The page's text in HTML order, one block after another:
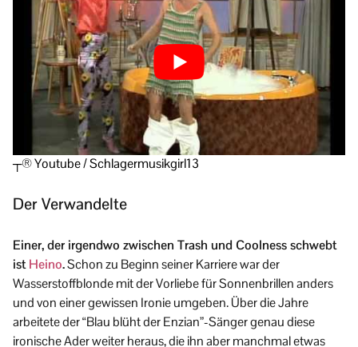
┬® Youtube / Schlagermusikgirl13
Der Verwandelte
Einer, der irgendwo zwischen Trash und Coolness schwebt
istHeino.Schon zu Beginn seiner Karriere war der
Wasserstoffblonde mit der Vorliebe für Sonnenbrillen anders
und von einer gewissen Ironie umgeben. Über die Jahre
arbeitete der “Blau blüht der Enzian”-Sänger genau diese
ironische Ader weiter heraus, die ihn aber manchmal etwas